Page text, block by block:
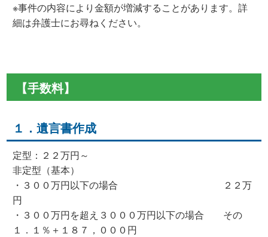
※事件の内容により金額が増減することがあります。詳
細は弁護士にお尋ねください。
【手数料】
１．遺言書作成
定型：２２万円～
非定型（基本）
・３００万円以下の場合 ２２万
円
・３００万円を超え３０００万円以下の場合 その
１．１％＋１８７，０００円